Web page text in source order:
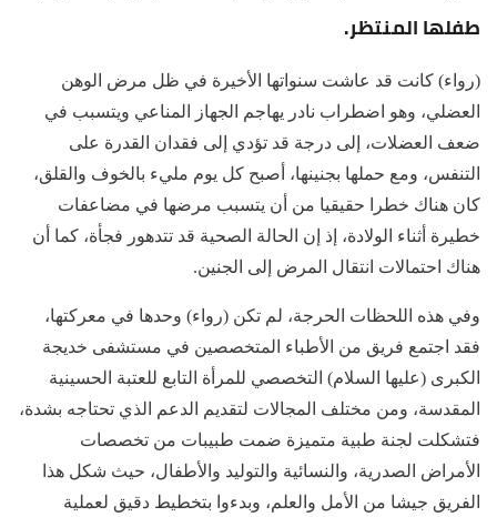
طفلها المنتظر.
(رواء) كانت قد عاشت سنواتها الأخيرة في ظل مرض الوهن
العضلي، وهو اضطراب نادر يهاجم الجهاز المناعي ويتسبب في
ضعف العضلات، إلى درجة قد تؤدي إلى فقدان القدرة على
التنفس، ومع حملها بجنينها، أصبح كل يوم مليء بالخوف والقلق،
كان هناك خطرا حقيقيا من أن يتسبب مرضها في مضاعفات
خطيرة أثناء الولادة، إذ إن الحالة الصحية قد تتدهور فجأة، كما أن
هناك احتمالات انتقال المرض إلى الجنين.
وفي هذه اللحظات الحرجة، لم تكن (رواء) وحدها في معركتها،
فقد اجتمع فريق من الأطباء المتخصصين في مستشفى خديجة
الكبرى (عليها السلام) التخصصي للمرأة التابع للعتبة الحسينية
المقدسة، ومن مختلف المجالات لتقديم الدعم الذي تحتاجه بشدة،
فتشكلت لجنة طبية متميزة ضمت طبيبات من تخصصات
الأمراض الصدرية، والنسائية والتوليد والأطفال، حيث شكل هذا
الفريق جيشا من الأمل والعلم، وبدءوا بتخطيط دقيق لعملية